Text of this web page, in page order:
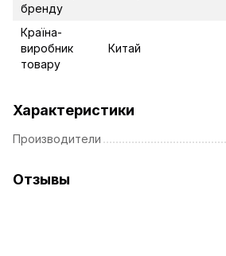
бренду
Країна-
виробник
товару
Китай
Характеристики
Производители
Отзывы